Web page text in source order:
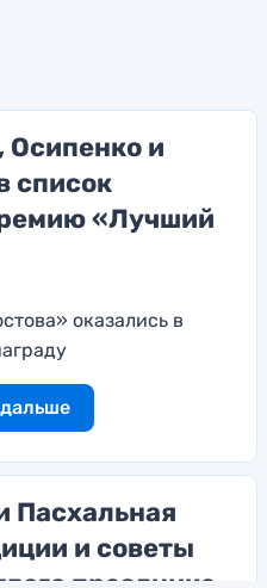
Осипенко и
список
«Лучший
оказались в
Пасхальная
и советы